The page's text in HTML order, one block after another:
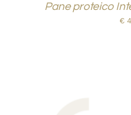
Pane proteico
€